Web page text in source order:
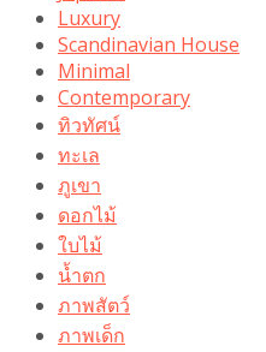
Luxury
Scandinavian House
Minimal
Contemporary
ทิวทัศน์
ทะเล
ภูเขา
ดอกไม้
ใบไม้
น้ำตก
ภาพสัตว์
ภาพเด็ก